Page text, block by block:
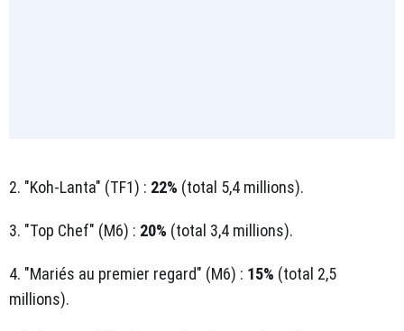
2. "Koh-Lanta" (TF1) : 22% (total 5,4 millions).
3. "Top Chef" (M6) : 20% (total 3,4 millions).
4. "Mariés au premier regard" (M6) : 15% (total 2,5
millions).